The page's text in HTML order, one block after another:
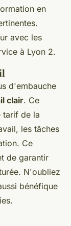
en
avec les
à Lyon 2.
d'embauche
clair. Ce
tarif de la
les tâches
Ce
de garantir
N'oubliez
bénéfique